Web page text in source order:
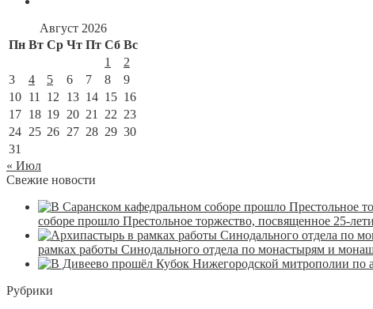
Август 2026
Пн Вт Ср Чт Пт Сб Вс
1
2
3
4 5 6 7 8
9
10 11 12 13 14 15 16
17 18 19 20 21 22 23
24 25 26 27 28 29 30
31
« Июл
Свежие новости
соборе прошло Престольное торжество, посвященное 25-
рамках работы Синодального отдела по монастырям и
Рубрики